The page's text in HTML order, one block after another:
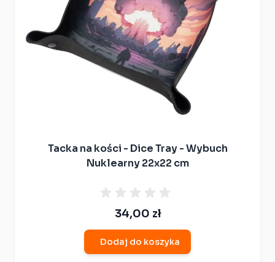
Tacka na kości - Dice Tray - Wybuch
Nuklearny 22x22 cm
34,00 zł
Dodaj do koszyka